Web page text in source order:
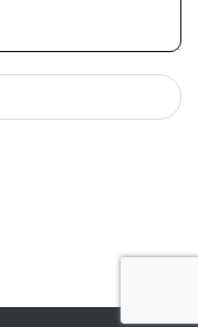
Много сил и энергии
деятельности,